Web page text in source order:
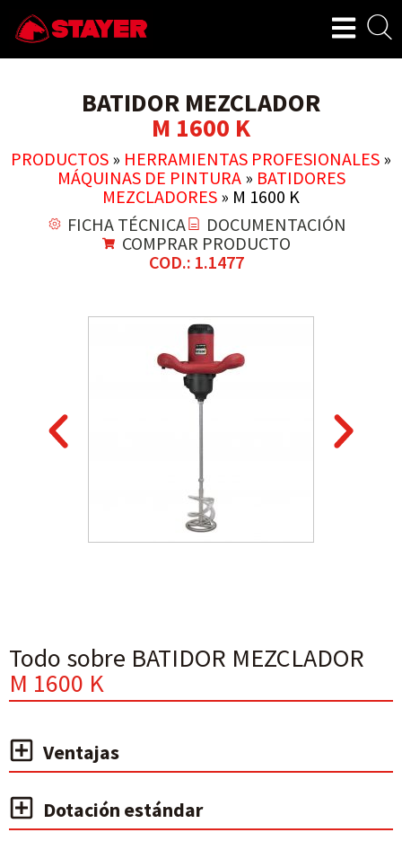
BATIDOR MEZCLADOR
M 1600 K
PRODUCTOS » HERRAMIENTAS PROFESIONALES »
MÁQUINAS DE PINTURA» BATIDORES
MEZCLADORES » M 1600 K
FICHA TÉCNICA
DOCUMENTACIÓN
COMPRAR PRODUCTO
COD.: 1.1477
Todo sobre BATIDOR MEZCLADOR
M 1600 K
Ventajas
Dotación estándar